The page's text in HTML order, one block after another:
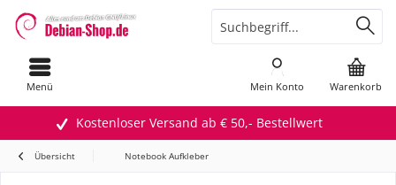
Kostenloser Versand ab € 50,- Bestellwert
Menü Warenkorb
Mein Konto
Übersicht Notebook Aufkleber